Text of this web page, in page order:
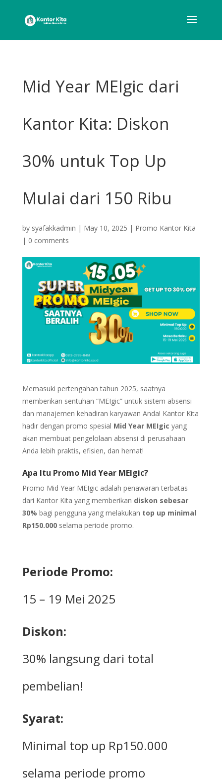
Mid Year MEIgic dari
Kantor Kita: Diskon
30% untuk Top Up
Mulai dari 150 Ribu
by syafakkadmin | May 10, 2025 | Promo Kantor Kita
| 0 comments
Memasuki pertengahan tahun 2025, saatnya
memberikan sentuhan “MEIgic” untuk sistem absensi
dan manajemen kehadiran karyawan Anda! Kantor Kita
hadir dengan promo spesial Mid Year MEIgic yang
akan membuat pengelolaan absensi di perusahaan
Anda lebih praktis, efisien, dan hemat!
Apa Itu Promo Mid Year MEIgic?
Promo Mid Year MEIgic adalah penawaran terbatas
dari Kantor Kita yang memberikan diskon sebesar
30% bagi pengguna yang melakukan top up minimal
Rp150.000selama periode promo.
Periode Promo:
15 – 19 Mei 2025
Diskon:
30% langsung dari total
pembelian!
Syarat:
Minimal top up Rp150.000
selama periode promo